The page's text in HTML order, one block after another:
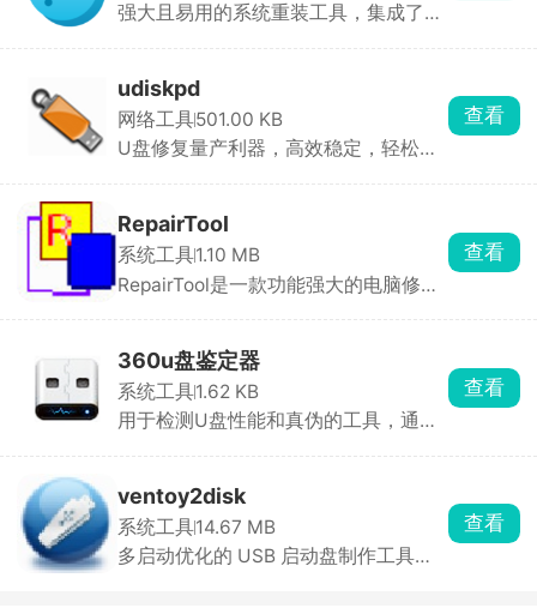
强大且易用的系统重装工具，集成了最
udiskpd
网络工具501.00 KB
U盘修复量产利器，高效稳定，轻松管
查看
RepairTool
系统工具1.10 MB
RepairTool是一款功能强大的电脑修复
查看
360u盘鉴定器
系统工具1.62 KB
用于检测U盘性能和真伪的工具，通过
查看
ventoy2disk
系统工具14.67 MB
多启动优化的 USB 启动盘制作工具，
查看